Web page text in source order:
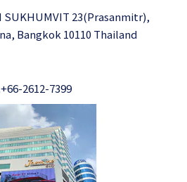
SUKHUMVIT 23(Prasanmitr),
Bangkok 10110 Thailand
2612-7399